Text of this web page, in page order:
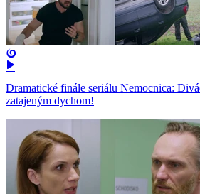
Dramatické finále seriálu Nemocnica:
zatajeným dychom!